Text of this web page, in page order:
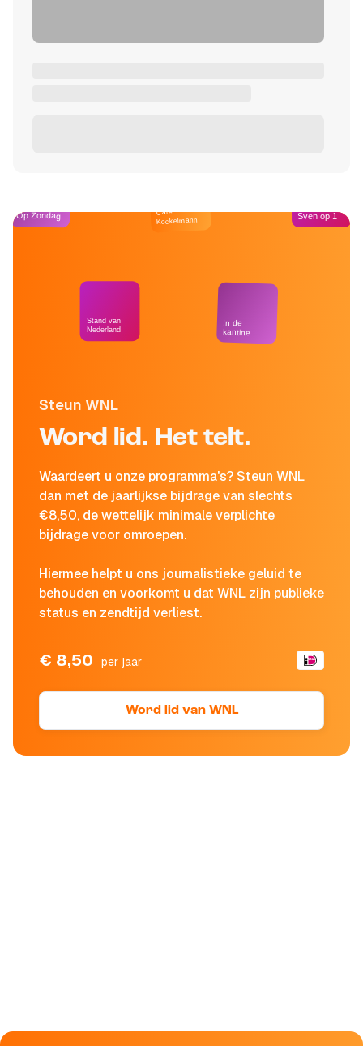
Steun WNL
Word lid. Het telt.
Waardeert u onze programma's? Steun WNL
dan met de jaarlijkse bijdrage van slechts
€8,50, de wettelijk minimale verplichte
bijdrage voor omroepen.
Hiermee helpt u ons journalistieke geluid te
behouden en voorkomt u dat WNL zijn publieke
status en zendtijd verliest.
€ 8,50 per jaar
Word lid van WNL
Op Zondag
Stand van
Nederland
Café
Kockelmann
In de
kantine
Sven op 1